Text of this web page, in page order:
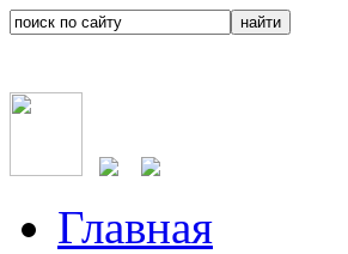
Главная